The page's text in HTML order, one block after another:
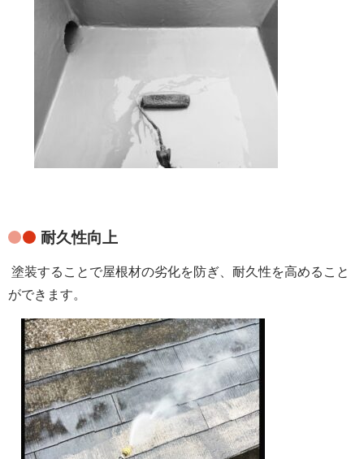
耐久性向上
塗装することで屋根材の劣化を防ぎ、耐久性を高めること
ができます。